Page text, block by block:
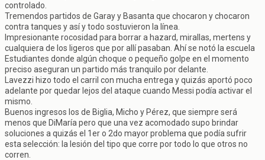
controlado.
Tremendos partidos de Garay y Basanta que chocaron y chocaron
contra tanques y así y todo sostuvieron la línea.
Impresionante rocosidad para borrar a hazard, mirallas, mertens y
cualquiera de los ligeros que por allí pasaban. Ahí se notó la escuela
Estudiantes donde algún choque o pequeño golpe en el momento
preciso aseguran un partido más tranquilo por delante.
Lavezzi hizo todo el carril con mucha entrega y quizás aportó poco
adelante por quedar lejos del ataque cuando Messi podía activar el
mismo.
Buenos ingresos los de Biglia, Micho y Pérez, que siempre será
menos que DiMaría pero que una vez acomodado supo brindar
soluciones a quizás el 1er o 2do mayor problema que podía sufrir
esta selección: la lesión del tipo que corre por todo lo que otros no
corren.